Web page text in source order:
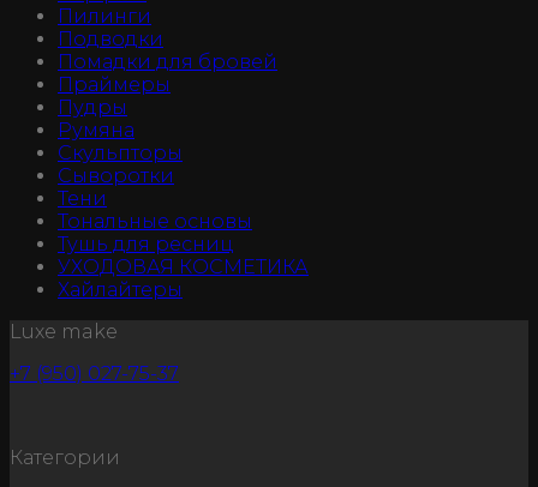
Пилинги
Подводки
Помадки для бровей
Праймеры
Пудры
Румяна
Скульпторы
Сыворотки
Тени
Тональные основы
Тушь для ресниц
УХОДОВАЯ КОСМЕТИКА
Хайлайтеры
Luxe make
+7 (950) 027-75-37
Категории